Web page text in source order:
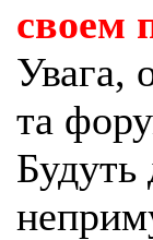
своем
Увага,
та
Будуть